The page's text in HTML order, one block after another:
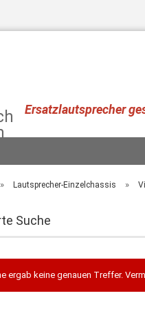
Ersatzlautsprecher
» Lautsprecher-Einzelchassis »
Suche
ergab keine genauen Treffer.